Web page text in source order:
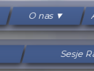
O nas
Sesje